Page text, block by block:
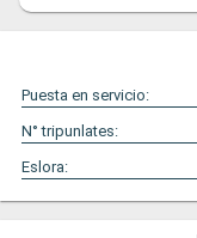
Puesta en servicio:
N° tripunlates:
Eslora: